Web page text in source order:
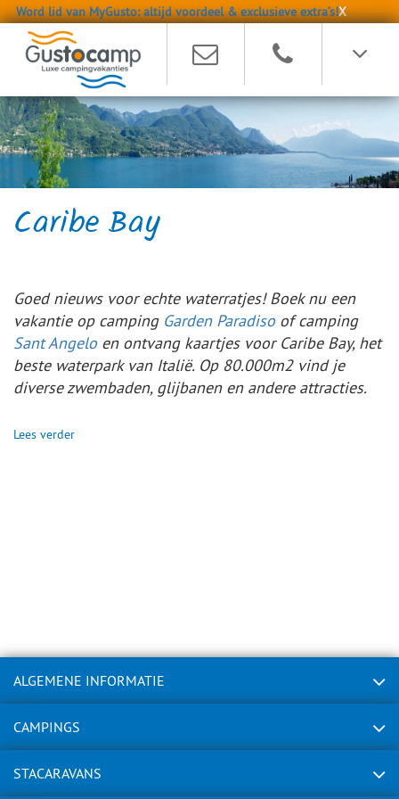
Word lid van MyGusto: altijd voordeel & exclusieve extra’s!X
Caribe Bay
Goed nieuws voor echte waterratjes! Boek nu een
vakantie op camping Garden Paradisoof camping
Sant Angeloen ontvang kaartjes voor Caribe Bay, het
beste waterpark van Italië. Op 80.000m2 vind je
diverse zwembaden, glijbanen en andere attracties.
Lees verder
ALGEMENE INFORMATIE
CAMPINGS
STACARAVANS